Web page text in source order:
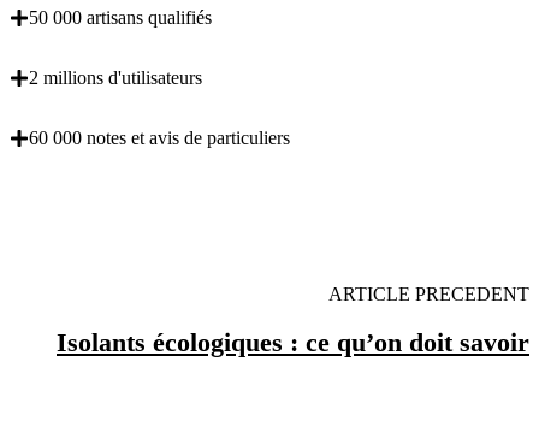
50 000 artisans qualifiés
2 millions d'utilisateurs
60 000 notes et avis de particuliers
ARTICLE PRECEDENT
Isolants écologiques : ce qu’on doit savoir